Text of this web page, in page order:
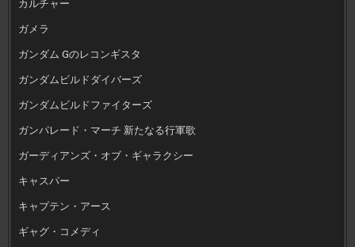
カルチャー
ガメラ
ガンダム Gのレコンギスタ
ガンダムビルドダイバーズ
ガンダムビルドファイターズ
ガンパレード・マーチ 新たなる行軍歌
ガーディアンズ・オブ・ギャラクシー
キャスパー
キャプテン・アース
ギャグ・コメディ